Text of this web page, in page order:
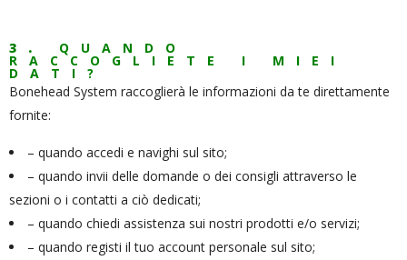
3. QUANDO
RACCOGLIETE I MIEI
DATI?
Bonehead System raccoglierà le informazioni da te direttamente
fornite:
– quando accedi e navighi sul sito;
– quando invii delle domande o dei consigli attraverso le
sezioni o i contatti a ciò dedicati;
– quando chiedi assistenza sui nostri prodotti e/o servizi;
– quando registi il tuo account personale sul sito;